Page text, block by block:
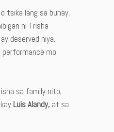
tsika lang sa buhay,
ni Trisha
ay deserved niya.
performance mo
sa family nito,
Luis Alandy, at sa